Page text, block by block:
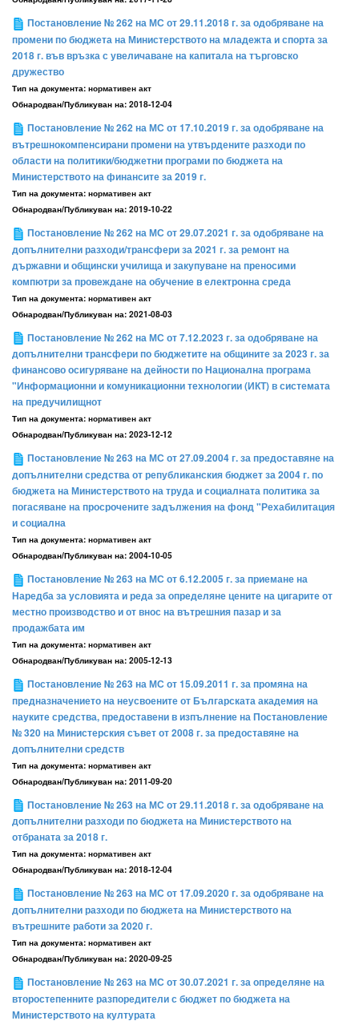
Постановление № 262 на МС от 29.11.2018 г. за одобряване на
промени по бюджета на Министерството на младежта и спорта за
2018 г. във връзка с увеличаване на капитала на търговско
дружество
Тип на документа: нормативен акт
Обнародван/Публикуван на: 2018-12-04
Постановление № 262 на МС от 17.10.2019 г. за одобряване на
вътрешнокомпенсирани промени на утвърдените разходи по
области на политики/бюджетни програми по бюджета на
Министерството на финансите за 2019 г.
Тип на документа: нормативен акт
Обнародван/Публикуван на: 2019-10-22
Постановление № 262 на МС от 29.07.2021 г. за одобряване на
допълнителни разходи/трансфери за 2021 г. за ремонт на
държавни и общински училища и закупуване на преносими
компютри за провеждане на обучение в електронна среда
Тип на документа: нормативен акт
Обнародван/Публикуван на: 2021-08-03
Постановление № 262 на МС от 7.12.2023 г. за одобряване на
допълнителни трансфери по бюджетите на общините за 2023 г. за
финансово осигуряване на дейности по Национална програма
"Информационни и комуникационни технологии (ИКТ) в системата
на предучилищнот
Тип на документа: нормативен акт
Обнародван/Публикуван на: 2023-12-12
Постановление № 263 на МС от 27.09.2004 г. за предоставяне на
допълнителни средства от републиканския бюджет за 2004 г. по
бюджета на Министерството на труда и социалната политика за
погасяване на просрочените задължения на фонд "Рехабилитация
и социална
Тип на документа: нормативен акт
Обнародван/Публикуван на: 2004-10-05
Постановление № 263 на МС от 6.12.2005 г. за приемане на
Наредба за условията и реда за определяне цените на цигарите от
местно производство и от внос на вътрешния пазар и за
продажбата им
Тип на документа: нормативен акт
Обнародван/Публикуван на: 2005-12-13
Постановление № 263 на МС от 15.09.2011 г. за промяна на
предназначението на неусвоените от Българската академия на
науките средства, предоставени в изпълнение на Постановление
№ 320 на Министерския съвет от 2008 г. за предоставяне на
допълнителни средств
Тип на документа: нормативен акт
Обнародван/Публикуван на: 2011-09-20
Постановление № 263 на МС от 29.11.2018 г. за одобряване на
допълнителни разходи по бюджета на Министерството на
отбраната за 2018 г.
Тип на документа: нормативен акт
Обнародван/Публикуван на: 2018-12-04
Постановление № 263 на МС от 17.09.2020 г. за одобряване на
допълнителни разходи по бюджета на Министерството на
вътрешните работи за 2020 г.
Тип на документа: нормативен акт
Обнародван/Публикуван на: 2020-09-25
Постановление № 263 на МС от 30.07.2021 г. за определяне на
второстепенните разпоредители с бюджет по бюджета на
Министерството на културата